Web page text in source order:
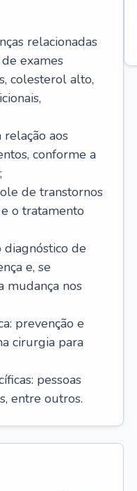
relacionadas
exames
colesterol alto,
aos
conforme a
de transtornos
o tratamento
de
e, se
mudança nos
prevenção e
cirurgia para
pessoas
entre outros.